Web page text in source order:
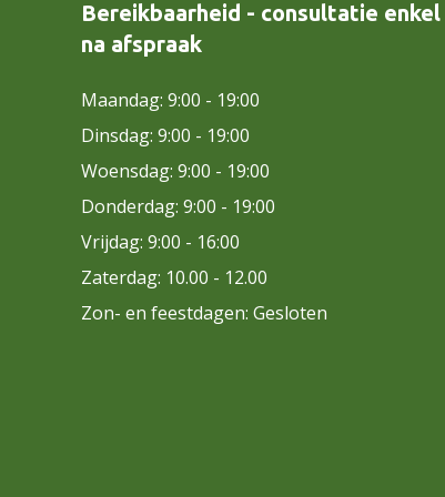
Bereikbaarheid - consultatie enkel
na afspraak
Maandag: 9:00 - 19:00
Dinsdag: 9:00 - 19:00
Woensdag: 9:00 - 19:00
Donderdag: 9:00 - 19:00
Vrijdag: 9:00 - 16:00
Zaterdag: 10.00 - 12.00
Zon- en feestdagen: Gesloten